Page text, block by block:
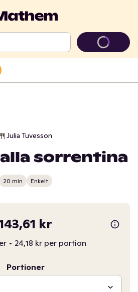
Julia Tuvesson
sorrentina
20 min Enkelt
kr
• 24,18 kr per portion
Portioner